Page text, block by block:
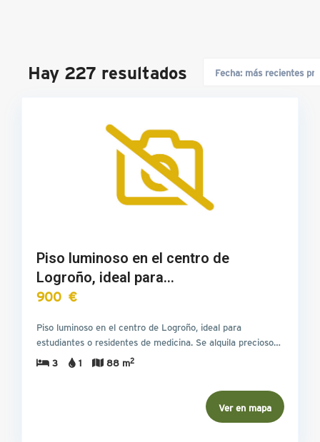
Hay 227 resultados
Piso luminoso en el centro de
Logroño, ideal para…
900 €
Piso luminoso en el centro de Logroño, ideal para
estudiantes o residentes de medicina. Se alquila precioso…
3
1 88 m2
Ver en mapa